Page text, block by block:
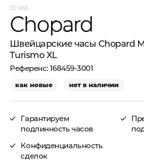
665
Chopard
Швейцарские часы Chopard
Turismo XL
168459-3001
как новые нет в наличии
Гарантируем
подлинность часов
Конфиденциальность
сделок